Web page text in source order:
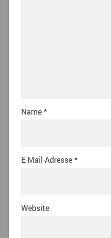
Name*
E-Mail-Adresse*
Website